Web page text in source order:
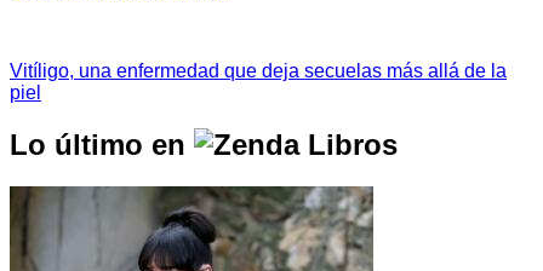
Vitíligo, una enfermedad que deja secuelas más allá de la
piel
Lo último en